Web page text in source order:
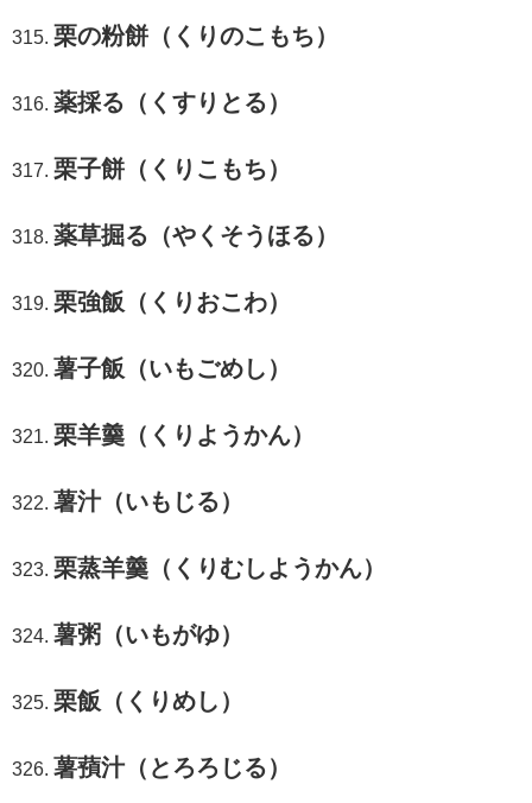
栗の粉餅（くりのこもち）
薬採る（くすりとる）
栗子餅（くりこもち）
薬草掘る（やくそうほる）
栗強飯（くりおこわ）
薯子飯（いもごめし）
栗羊羹（くりようかん）
薯汁（いもじる）
栗蒸羊羹（くりむしようかん）
薯粥（いもがゆ）
栗飯（くりめし）
薯蕷汁（とろろじる）